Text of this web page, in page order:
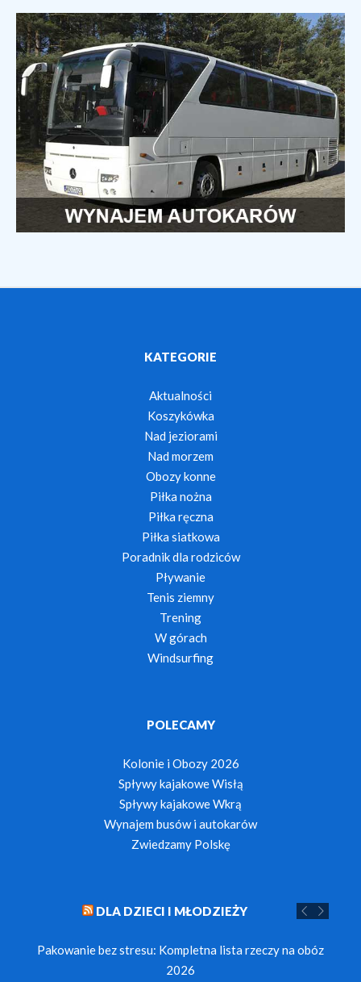
KATEGORIE
Aktualności
Koszykówka
Nad jeziorami
Nad morzem
Obozy konne
Piłka nożna
Piłka ręczna
Piłka siatkowa
Poradnik dla rodziców
Pływanie
Tenis ziemny
Trening
W górach
Windsurfing
POLECAMY
Kolonie i Obozy 2026
Spływy kajakowe Wisłą
Spływy kajakowe Wkrą
Wynajem busów i autokarów
Zwiedzamy Polskę
DLA DZIECI I MŁODZIEŻY
Pakowanie bez stresu: Kompletna lista rzeczy na obóz
2026